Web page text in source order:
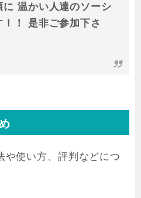
に 温かい人達のソーシ
！ 是非ご参加下さ
や使い方、評判などにつ